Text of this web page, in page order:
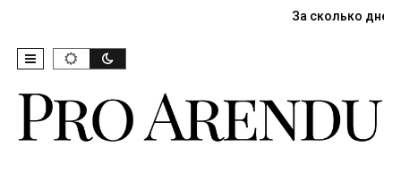
За сколько дней